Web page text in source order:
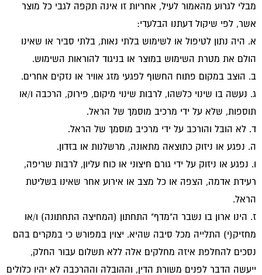
מבלי לגרוע מהאמור לעיל, אחריות זו אינה תקפה לגבי כל מוצר
אשר, לפי שיקול דעתנו הבלעדי:
א. היה נתון לטיפול או לשימוש בלתי נאות, בלתי סביר או שאינו
הולם את מטרת השימוש במוצר או בניגוד להוראות השימוש.
ב. הוצב במקום פתוח החשוף לפגעי מזג אוויר או נזקים אחרים.
ג. נעשה בו שינוי כלשהו, לרבות שינוי מיקום, פירוק, הרכבה ו/או
תוספות, שלא על ידי מרכיב מוסמך של הראל.
ד. לא הובל והורכב על ידי מרכיב מוסמך של הראל.
ה. נפגע או ניזוק כתוצאה מתאונה, מרשלנות או בזדון.
ו. נפגע או ניזוק על ידי גורם חיצוני או כוח עליון, לרבות שריפה,
רעידת אדמה, הצפה או כל מצב או אירוע אחר שאינו בשליטת
הראל.
ז. הינו ארון בו נשבר ה"מדף" התחתון (המחיצה התחתונה) ו/או
מחזיק(י) התלייה מכל סיבה שהיא. יצוין במפורש כי במקרים בהם
נסכים להחלפת איזה מחלקים אלה ללא תשלום עבור החלק,
ייעשה הדבר לפנים משורת הדין, וההובלה וההרכבה לא יהיו כלולים